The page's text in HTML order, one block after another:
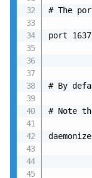
# The
port
# By
# Note